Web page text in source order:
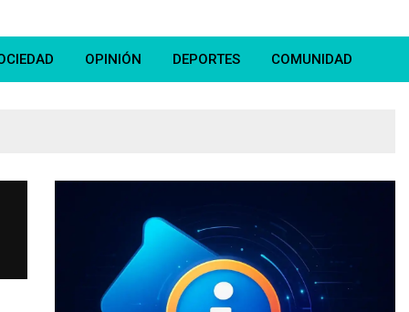
OPINIÓN DEPORTES COMUNIDAD